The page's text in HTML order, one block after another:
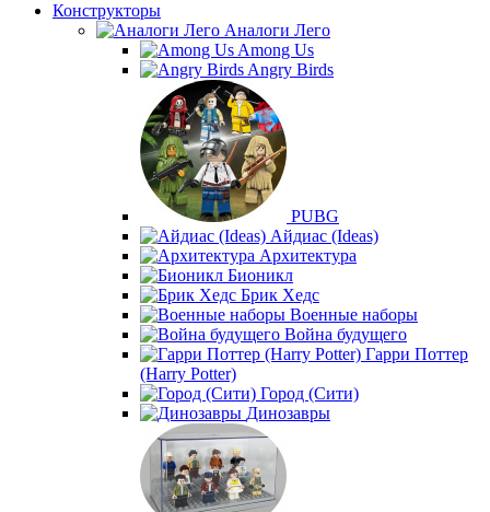
Конструкторы
Аналоги Лего
Among Us
Angry Birds
PUBG
Айдиас (Ideas)
Архитектура
Бионикл
Брик Хедс
Военные наборы
Война будущего
Гарри Поттер
(Harry Potter)
Город (Сити)
Динозавры